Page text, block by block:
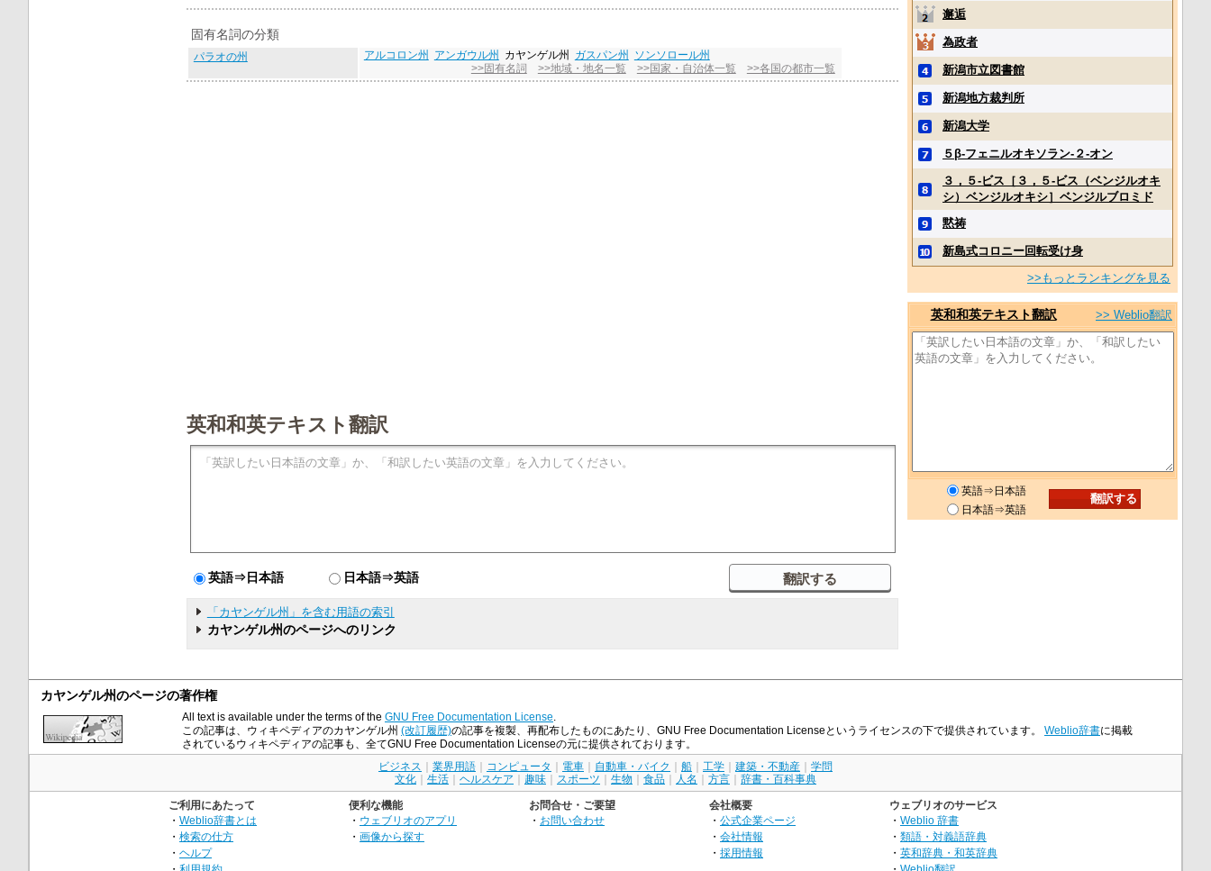
固有名詞の分類
パラオの州 アルコロン州 アンガウル州 カヤンゲル州 ガスパン州
ソンソロール州
>>固有名詞
>>地域・地名一覧 >>国家・自治体一覧 >>各国の都市一覧
英和和英テキスト翻訳
英語⇒日本語 日本語⇒英語
「カヤンゲル州」を含む用語の索引
カヤンゲル州のページへのリンク
邂逅
為政者
新潟市立図書館
新潟地方裁判所
新潟大学
５β‐フェニルオキソラン‐２‐オン
３，５‐ビス［３，５‐ビス（ベンジルオキ
シ）ベンジルオキシ］ベンジルブロミド
黙祷
新島式コロニー回転受け身
>>もっとランキングを見る
英和和英テキスト翻訳 >> Weblio翻訳
英語⇒日本語
日本語⇒英語
カヤンゲル州のページの著作権
All text is available under the terms of the GNU Free Documentation License.
この記事は、ウィキペディアのカヤンゲル州 (改訂履歴)の記事を複製、再配布したものにあたり、GNU Free Documentation Licenseというライセンスの下で提供されています。 Weblio辞書に掲載
されているウィキペディアの記事も、全てGNU Free Documentation Licenseの元に提供されております。
ビジネス 業界用語 コンピュータ 電車 自動車・バイク 船 工学 建築・不動産
学問
文化
生活 ヘルスケア 趣味 スポーツ 生物 食品 人名 方言 辞書・百科事典
ご利用にあたって
・ Weblio辞書とは
・ 検索の仕方
・ ヘルプ
便利な機能
・ ウェブリオのアプリ
・ 画像から探す
お問合せ・ご要望
・ お問い合わせ
会社概要
・ 公式企業ページ
・ 会社情報
・ 採用情報
ウェブリオのサービス
・ Weblio 辞書
・ 類語・対義語辞典
・ 英和辞典・和英辞典